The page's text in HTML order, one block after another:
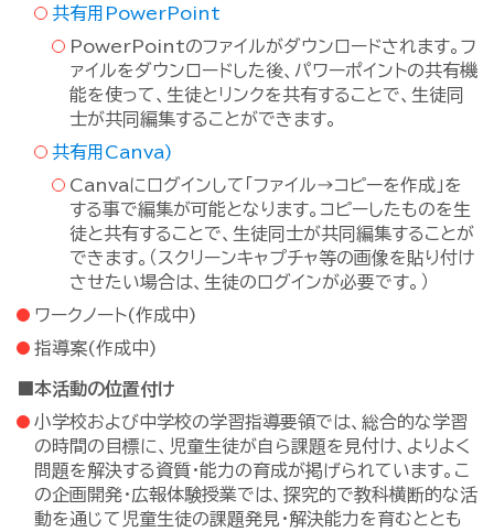
共有用PowerPoint
PowerPointのファイルがダウンロードされます。フ
ァイルをダウンロードした後、パワーポイントの共有機
能を使って、生徒とリンクを共有することで、生徒同
士が共同編集することができます。
共有用Canva)
Canvaにログインして「ファイル→コピーを作成」を
する事で編集が可能となります。コピーしたものを生
徒と共有することで、生徒同士が共同編集することが
できます。（スクリーンキャプチャ等の画像を貼り付け
させたい場合は、生徒のログインが必要です。）
ワークノート(作成中)
指導案(作成中)
■本活動の位置付け
小学校および中学校の学習指導要領では、総合的な学習
の時間の目標に、児童生徒が自ら課題を見付け、よりよく
問題を解決する資質・能力の育成が掲げられています​。こ
の企画開発・広報体験授業では、探究的で教科横断的な活
動を通じて児童生徒の課題発見・解決能力を育むととも